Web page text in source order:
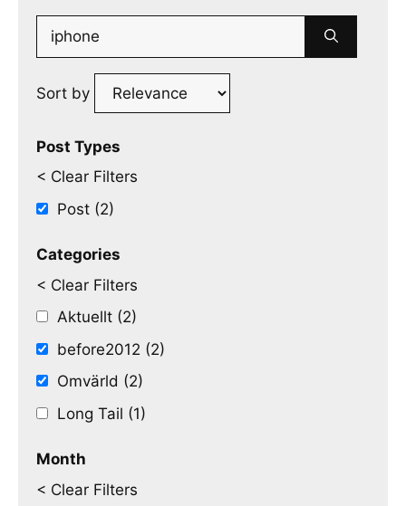
Search
for:
Sort by
Post Types
< Clear Filters
Post (2)
Categories
< Clear Filters
Aktuellt (2)
before2012 (2)
Omvärld (2)
Long Tail (1)
Month
< Clear Filters